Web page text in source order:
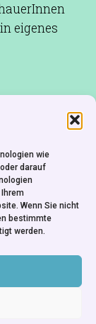
wie
darauf
Wenn Sie nicht
bestimmte
werden.
eigenes
Aligned
-
-
- France